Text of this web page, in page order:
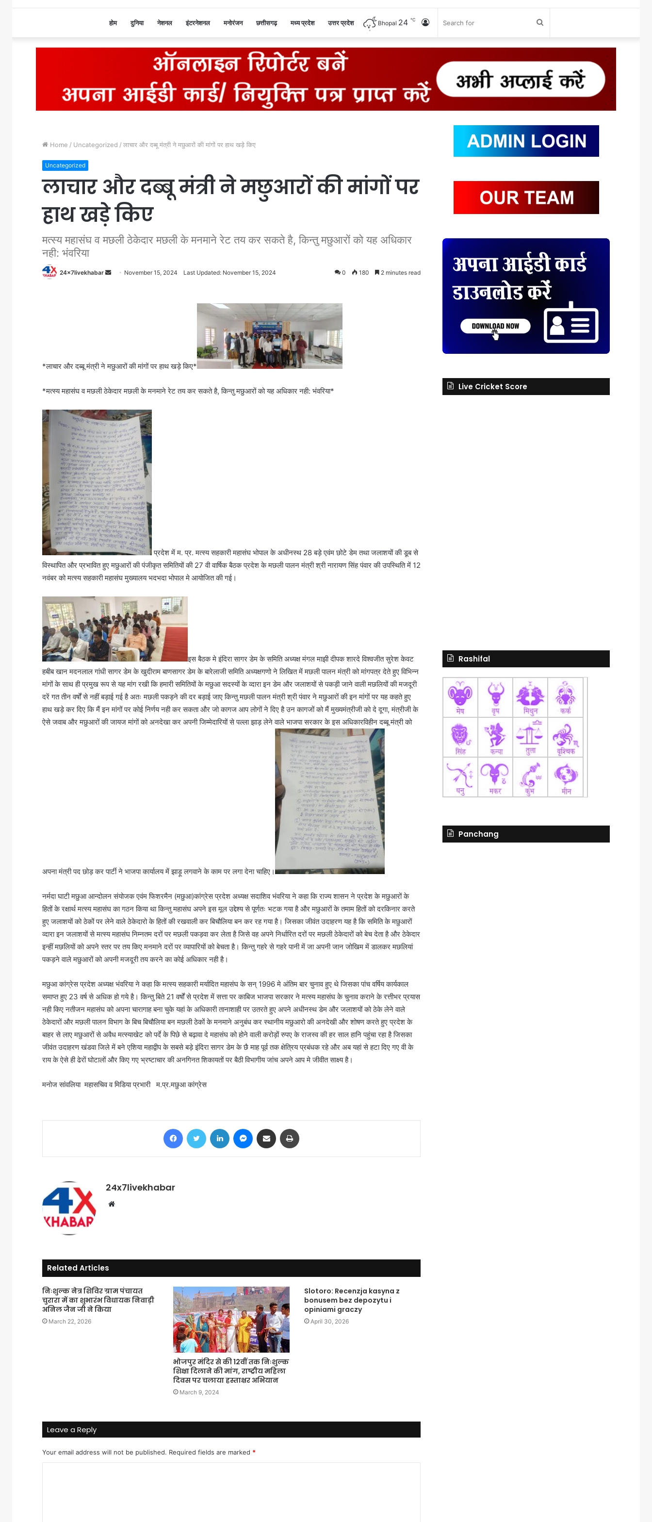
होम दुनिया नेशनल इंटरनेशनल मनोरंजन छत्तीसगढ़ मध्य प्रदेश उत्तर प्रदेश Search
Log
Bhopal 24 ℃
Home / Uncategorized / लाचार और दब्बू मंत्री ने मछुआरों की मांगों पर हाथ खड़े किए
Uncategorized
लाचार और दब्बू मंत्री ने मछुआरों की मांगों पर
हाथ खड़े किए
मत्स्य महासंघ व मछली ठेकेदार मछली के मनमाने रेट तय कर सकते है, किन्तु मछुआरों को यह अधिकार
नही: भंवरिया
24x7livekhabar
Send November 15, 2024 Last Updated: November 15, 2024 0 180 2 minutes read
*लाचार और दब्बू मंत्री ने मछुआरों की मांगों पर हाथ खड़े किए*
*मत्स्य महासंघ व मछली ठेकेदार मछली के मनमाने रेट तय कर सकते है, किन्तु मछुआरों को यह अधिकार नही: भंवरिया*
प्रदेश में म. प्र. मत्स्य सहकारी महासंघ भोपाल के अधीनस्थ 28 बड़े एवंम छोटे डेम तथा जलाशयों की डूब से
विस्थापित और प्रभावित हुए मछुआरों की पंजीकृत समितियों की 27 वी वार्षिक बैठक प्रदेश के मछली पालन मंत्री श्री नारायण सिंह पंवार की उपस्थिति में 12
नवंबर को मत्स्य सहकारी महासंघ मुख्यालय भदभदा भोपाल मे आयोजित की गई।
इस बैठक मे इंदिरा सागर डेम के समिति अध्यक्ष मंगल माझी दीपक शारदे विश्वजीत सुरेश केवट
हबीब खान मदनलाल गांधी सागर डेम के खुदीराम बाणसागर डेम के बारेलाजी समिति अध्यक्षगणो ने लिखित में मछली पालन मंत्री को मांगपत्र देते हुए विभिन्न
मांगों के साथ ही प्रमुख रूप से यह मांग रखी कि हमारी समितियों के मछुआ सदस्यों के व्दारा इन डेम और जलाशयों से पकड़ी जाने वाली मछलियों की मजदूरी
दरें गत तीन वर्षों से नहीं बड़ाई गई है अतः मछली पकड़ने की दर बड़ाई जाए किन्तु मछली पालन मंत्री श्री पंवार ने मछुआरों की इन मांगों पर यह कहते हुए
हाथ खड़े कर दिए कि मैं इन मांगों पर कोई निर्णय नही कर सकता और जो कागज आप लोगों ने दिए है उन कागजों को मैं मुख्यमंत्रीजी को दे दूगा, मंत्रीजी के
ऐसे जवाब और मछुआरों की जायज मांगों को अनदेखा कर अपनी जिम्मेदारियों से पल्ला झाड़ लेने वाले भाजपा सरकार के इस अधिकारविहीन दब्बू मंत्री को
अपना मंत्री पद छोड़ कर पार्टी ने भाजपा कार्यालय में झाड़ू लगवाने के काम पर लगा देना चाहिए।
नर्मदा घाटी मछुआ आन्दोलन संयोजक एवंम फिशरमैन (मछुआ)कांग्रेस प्रदेश अध्यक्ष सदाशिव भंवरिया ने कहा कि राज्य शासन ने प्रदेश के मछुआरों के
हितों के रक्षार्थ मत्स्य महासंघ का गठन किया था किन्तु महासंघ अपने इस मूल उद्देश्य से पूर्णतः भटक गया है और मछुआरों के तमाम हितों को दरकिनार करते
हुए जलाशयों को ठेकों पर लेने वाले ठेकेदारो के हितों की रखवाली कर बिचौलिया बन कर रह गया है। जिसका जीवंत उदाहरण यह है कि समिति के मछुआरों
व्दारा इन जलाशयों से मत्स्य महासंघ निम्नतम दरों पर मछली पकड़वा कर लेता है जिसे वह अपने निर्धारित दरों पर मछली ठेकेदारों को बेच देता है और ठेकेदार
इन्हीं मछलियों को अपने स्तर पर तय किए मनमाने दरों पर व्यापारियों को बेचता है। किन्तु गहरे से गहरे पानी में जा अपनी जान जोखिम में डालकर मछलियां
पकड़ने वाले मछुआरों को अपनी मजदूरी तय करने का कोई अधिकार नही है।
मछुआ कांग्रेस प्रदेश अध्यक्ष भंवरिया ने कहा कि मत्स्य सहकारी मर्यादित महासंघ के सन् 1996 मे अंतिम बार चुनाव हुए थे जिसका पांच वर्षिय कार्यकाल
समाप्त हुए 23 वर्ष से अधिक हो गये है। किन्तु बिते 21 वर्षों से प्रदेश में सत्ता पर काबिज भाजपा सरकार ने मत्स्य महासंघ के चुनाव कराने के रत्तीभर प्रयास
नही किए नतीजन महासंघ को अपना चारागाह बना चुके यहां के अधिकारी तानाशाही पर उतरते हुए अपने अधीनस्थ डेम और जलाशयों को ठेके लेने वाले
ठेकेदारों और मछली पालन विभाग के बिच बिचौलिया बन मछली ठेकों के मनमाने अनुबंध कर स्थानीय मछुआरो की अनदेखी और शोषण करते हुए प्रदेश के
बाहर से लाए मछुआरों से अवैध मत्स्याखेट को पर्दे के पिछे से बढ़ावा दे महासंघ को होने वाली करोड़ों रुपए के राजस्व की हर साल हानि पहुंचा रहा है जिसका
जीवंत उदाहरण खंडवा जिले में बने एशिया महाद्वीप के सबसे बड़े इंदिरा सागर डेम के छै माह पूर्व तक क्षेत्रिय प्रबंधक रहे और अब यहां से हटा दिए गए वी के
राय के ऐसे ही ढेरों घोटालों और किए गए भ्रष्टाचार की अनगिनत शिकायतों पर बैठी विभागीय जांच अपने आप मे जीवीत साक्ष्य है।
मनोज सांवलिया महासचिव व मिडिया प्रभारी म.प्र.मछुआ कांग्रेस
FacebookTwitter LinkedIn Messenger
Share via Email
24x7livekhabar
Website
Related Articles
निःशुल्क नेत्र शिविर ग्राम पंचायत
चुरारा में का शुभारंभ विधायक निवाड़ी
अनिल जैन जी ने किया
March 22, 2026
भोजपुर मंदिर से की 12वीं तक निःशुल्क
शिक्षा दिलाने की मांग, राष्ट्रीय महिला
दिवस पर चलाया हस्ताक्षर अभियान
March 9, 2024
Slotoro: Recenzja kasyna z
bonusem bez depozytu i
opiniami graczy
April 30, 2026
Leave a Reply
Your email address will not be published. Required fields are marked *
Live Cricket Score
Rashifal
Panchang